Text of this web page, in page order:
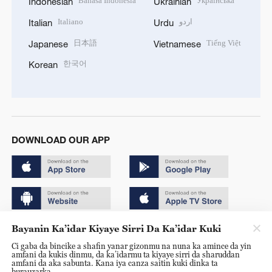
Italian Italiano
Japanese 日本語
Korean 한국어
Urdu اردو
Vietnamese Tiếng Việt
DOWNLOAD OUR APP
Copyright © 2024 CGTN.
京ICP备20000184号
京公网安备 11010502050052号
Bayanin Ka’idar Kiyaye Sirri Da Ka’idar Kuki
Ci gaba da bincike a shafin yanar gizonmu na nuna ka amince da yin
amfani da kukis dinmu, da ka’idarmu ta kiyaye sirri da sharuddan
amfani da aka sabunta. Kana iya canza saitin kuki dinka ta